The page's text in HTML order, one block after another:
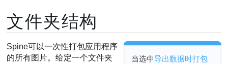
文件夹结构
当选中导出数据时打包
Spine可以一次性打包应用程序
的所有图片。给定一个文件夹